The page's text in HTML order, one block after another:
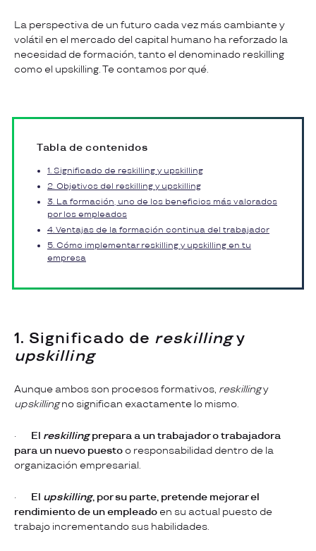
La perspectiva de un futuro cada vez más cambiante y
volátil en el mercado del capital humano ha reforzado la
necesidad de formación, tanto el denominado reskilling
como el upskilling. Te contamos por qué.
Tabla de contenidos
1. Significado de reskilling y upskilling
2. Objetivos del reskilling y upskilling
3. La formación, uno de los beneficios más valorados
por los empleados
4. Ventajas de la formación continua del trabajador
5. Cómo implementar reskilling y upskilling en tu
empresa
1. Significado de reskillingy
upskilling
Aunque ambos son procesos formativos, reskillingy
upskillingno significan exactamente lo mismo.
· El reskillingprepara a un trabajador o trabajadora
para un nuevo puesto o responsabilidad dentro de la
organización empresarial.
· El upskilling, por su parte, pretende mejorar el
rendimiento de un empleado en su actual puesto de
trabajo incrementando sus habilidades.